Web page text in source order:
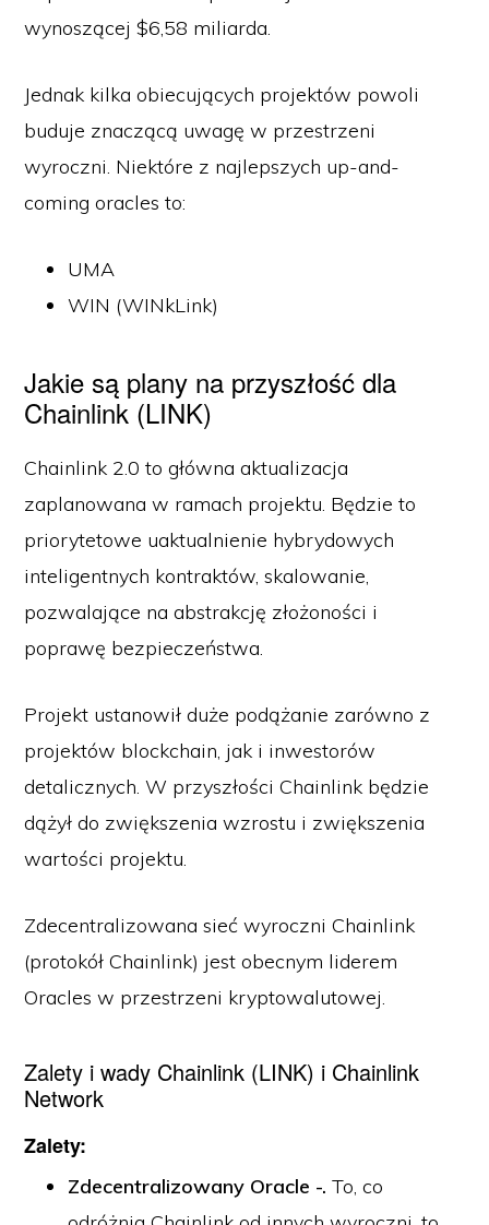
wynoszącej $6,58 miliarda.
Jednak kilka obiecujących projektów powoli
buduje znaczącą uwagę w przestrzeni
wyroczni. Niektóre z najlepszych up-and-
coming oracles to:
UMA
WIN (WINkLink)
Jakie są plany na przyszłość dla
Chainlink (LINK)
Chainlink 2.0 to główna aktualizacja
zaplanowana w ramach projektu. Będzie to
priorytetowe uaktualnienie hybrydowych
inteligentnych kontraktów, skalowanie,
pozwalające na abstrakcję złożoności i
poprawę bezpieczeństwa.
Projekt ustanowił duże podążanie zarówno z
projektów blockchain, jak i inwestorów
detalicznych. W przyszłości Chainlink będzie
dążył do zwiększenia wzrostu i zwiększenia
wartości projektu.
Zdecentralizowana sieć wyroczni Chainlink
(protokół Chainlink) jest obecnym liderem
Oracles w przestrzeni kryptowalutowej.
Zalety i wady Chainlink (LINK) i Chainlink
Network
Zalety:
Zdecentralizowany Oracle -.To, co